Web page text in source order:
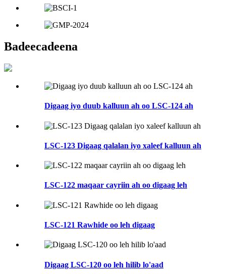
Badeecadeena
Digaag iyo duub kalluun ah oo LSC-124 ah
LSC-123 Digaag qalalan iyo xaleef kalluun ah
LSC-122 maqaar cayriin ah oo digaag leh
LSC-121 Rawhide oo leh digaag
Digaag LSC-120 oo leh hilib lo'aad